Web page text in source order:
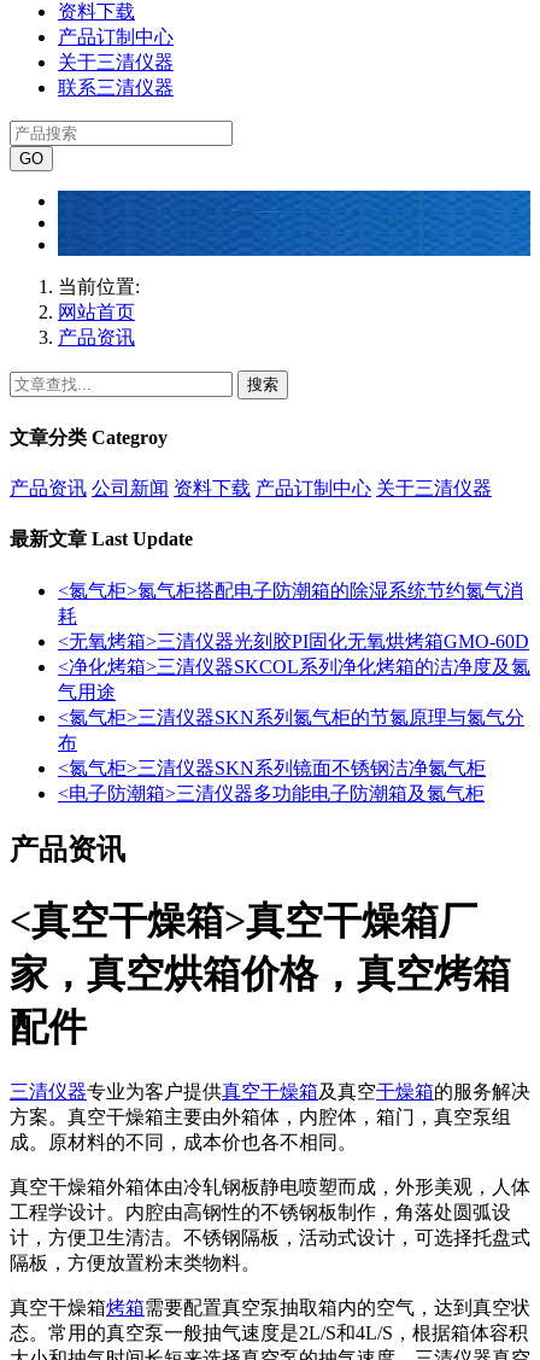
资料下载
产品订制中心
关于三清仪器
联系三清仪器
当前位置:
网站首页
产品资讯
搜索
文章分类 Categroy
产品资讯 公司新闻 资料下载 产品订制中心 关于三清仪器
最新文章 Last Update
<氮气柜>氮气柜搭配电子防潮箱的除湿系统节约氮气消
耗
<无氧烤箱>三清仪器光刻胶PI固化无氧烘烤箱GMO-60D
<净化烤箱>三清仪器SKCOL系列净化烤箱的洁净度及氮
气用途
<氮气柜>三清仪器SKN系列氮气柜的节氮原理与氮气分
布
<氮气柜>三清仪器SKN系列镜面不锈钢洁净氮气柜
<电子防潮箱>三清仪器多功能电子防潮箱及氮气柜
产品资讯
<真空干燥箱>真空干燥箱厂
家，真空烘箱价格，真空烤箱
配件
三清仪器专业为客户提供真空干燥箱及真空干燥箱的服务解决
方案。真空干燥箱主要由外箱体，内腔体，箱门，真空泵组
成。原材料的不同，成本价也各不相同。
真空干燥箱外箱体由冷轧钢板静电喷塑而成，外形美观，人体
工程学设计。内腔由高钢性的不锈钢板制作，角落处圆弧设
计，方便卫生清洁。不锈钢隔板，活动式设计，可选择托盘式
隔板，方便放置粉末类物料。
真空干燥箱烤箱需要配置真空泵抽取箱内的空气，达到真空状
态。常用的真空泵一般抽气速度是2L/S和4L/S，根据箱体容积